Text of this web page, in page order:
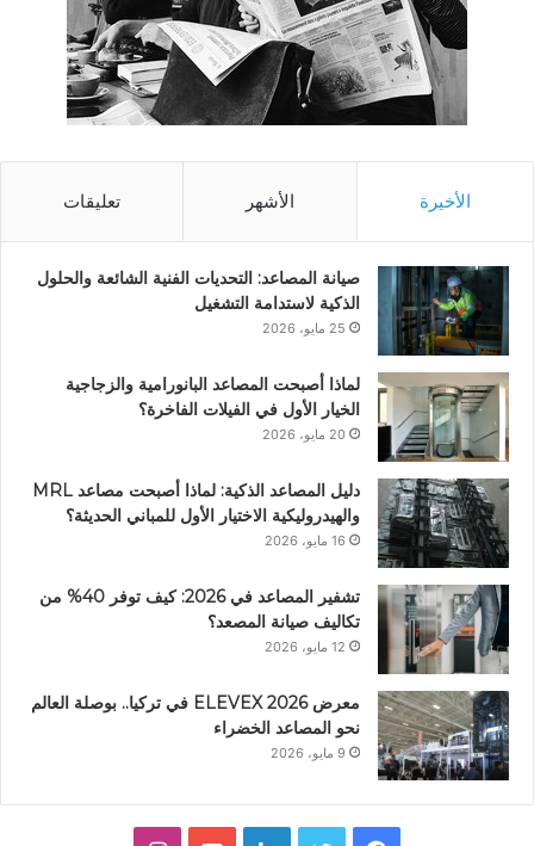
الأخيرة الأشهر تعليقات
صيانة المصاعد: التحديات الفنية الشائعة والحلول
الذكية لاستدامة التشغيل
25 مايو، 2026
لماذا أصبحت المصاعد البانورامية والزجاجية
الخيار الأول في الفيلات الفاخرة؟
20 مايو، 2026
دليل المصاعد الذكية: لماذا أصبحت مصاعد MRL
والهيدروليكية الاختيار الأول للمباني الحديثة؟
16 مايو، 2026
تشفير المصاعد في 2026: كيف توفر 40% من
تكاليف صيانة المصعد؟
12 مايو، 2026
معرض ELEVEX 2026 في تركيا.. بوصلة العالم
نحو المصاعد الخضراء
9 مايو، 2026